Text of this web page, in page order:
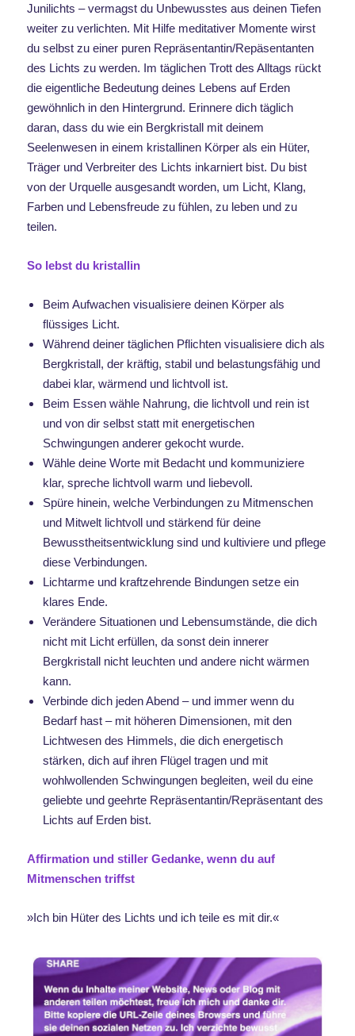
Junilichts – vermagst du Unbewusstes aus deinen Tiefen
weiter zu verlichten. Mit Hilfe meditativer Momente wirst
du selbst zu einer puren Repräsentantin/Repäsentanten
des Lichts zu werden. Im täglichen Trott des Alltags rückt
die eigentliche Bedeutung deines Lebens auf Erden
gewöhnlich in den Hintergrund. Erinnere dich täglich
daran, dass du wie ein Bergkristall mit deinem
Seelenwesen in einem kristallinen Körper als ein Hüter,
Träger und Verbreiter des Lichts inkarniert bist. Du bist
von der Urquelle ausgesandt worden, um Licht, Klang,
Farben und Lebensfreude zu fühlen, zu leben und zu
teilen.
So lebst du kristallin
Beim Aufwachen visualisiere deinen Körper als
flüssiges Licht.
Während deiner täglichen Pflichten visualisiere dich als
Bergkristall, der kräftig, stabil und belastungsfähig und
dabei klar, wärmend und lichtvoll ist.
Beim Essen wähle Nahrung, die lichtvoll und rein ist
und von dir selbst statt mit energetischen
Schwingungen anderer gekocht wurde.
Wähle deine Worte mit Bedacht und kommuniziere
klar, spreche lichtvoll warm und liebevoll.
Spüre hinein, welche Verbindungen zu Mitmenschen
und Mitwelt lichtvoll und stärkend für deine
Bewusstheitsentwicklung sind und kultiviere und pflege
diese Verbindungen.
Lichtarme und kraftzehrende Bindungen setze ein
klares Ende.
Verändere Situationen und Lebensumstände, die dich
nicht mit Licht erfüllen, da sonst dein innerer
Bergkristall nicht leuchten und andere nicht wärmen
kann.
Verbinde dich jeden Abend – und immer wenn du
Bedarf hast – mit höheren Dimensionen, mit den
Lichtwesen des Himmels, die dich energetisch
stärken, dich auf ihren Flügel tragen und mit
wohlwollenden Schwingungen begleiten, weil du eine
geliebte und geehrte Repräsentantin/Repräsentant des
Lichts auf Erden bist.
Affirmation und stiller Gedanke, wenn du auf
Mitmenschen triffst
»Ich bin Hüter des Lichts und ich teile es mit dir.«